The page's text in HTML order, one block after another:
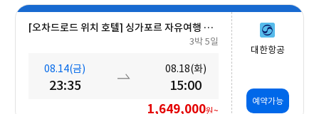
[오차드로드 위치 호텔] 싱가포르 자유여행 5일 #조식포함
3박 5일
08.14(금)
23:35
08.18(화)
15:00
1,649,000원~
대한항공
예약가능